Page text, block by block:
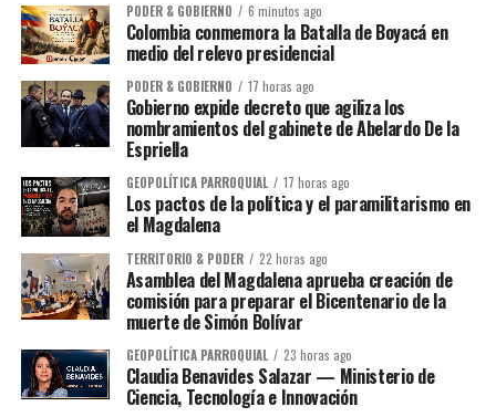
PODER & GOBIERNO 6 minutos ago
Colombia conmemora la Batalla de Boyacá en
medio del relevo presidencial
PODER & GOBIERNO 17 horas ago
Gobierno expide decreto que agiliza los
nombramientos del gabinete de Abelardo De la
Espriella
GEOPOLÍTICA PARROQUIAL 17 horas ago
Los pactos de la política y el paramilitarismo en
el Magdalena
TERRITORIO & PODER 22 horas ago
Asamblea del Magdalena aprueba creación de
comisión para preparar el Bicentenario de la
muerte de Simón Bolívar
GEOPOLÍTICA PARROQUIAL 23 horas ago
Claudia Benavides Salazar — Ministerio de
Ciencia, Tecnología e Innovación